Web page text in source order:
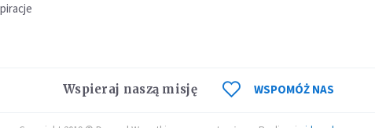
Wspieraj naszą misję WSPOMÓŻ NAS